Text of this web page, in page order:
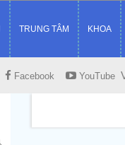
TRUNG TÂM KHOA
Facebook YouTube